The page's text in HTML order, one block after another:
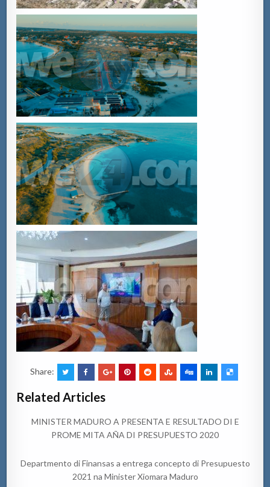
Share:
Related Articles
MINISTER MADURO A PRESENTA E RESULTADO DI E
PROME MITA AÑA DI PRESUPUESTO 2020
Departmento di Finansas a entrega concepto di Presupuesto
2021 na Minister Xiomara Maduro